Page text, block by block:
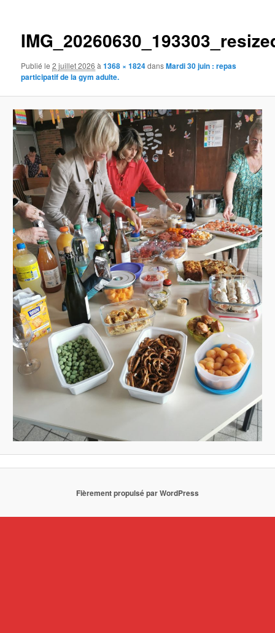
Publié le2 juillet 2026 à1368 × 1824dansMardi 30 juin : repas
participatif de la gym adulte.
Fièrement propulsé par WordPress